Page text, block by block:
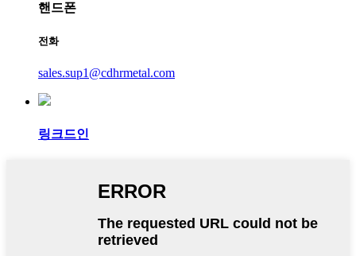
핸드폰
전화
sales.sup1@cdhrmetal.com
링크드인